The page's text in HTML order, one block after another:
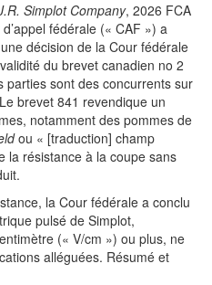
Simplot Company, 2026 FCA
fédérale (« CAF ») a
décision de la Cour fédérale
du brevet canadien no 2
sont des concurrents sur
brevet 841 revendique un
notamment des pommes de
ou « [traduction] champ
la résistance à la coupe sans
la Cour fédérale a conclu
pulsé de Simplot,
(« V/cm ») ou plus, ne
alléguées. Résumé et